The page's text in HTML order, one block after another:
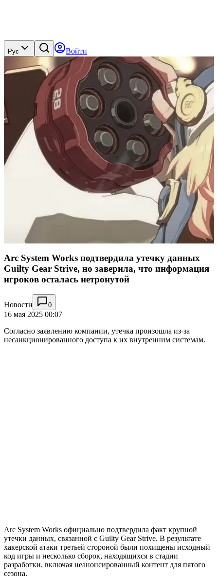
Рус Войти
Arc System Works подтвердила утечку данных
Guilty Gear Strive, но заверила, что информация
игроков осталась нетронутой
Новости 0
16 мая 2025 00:07
Согласно заявлению компании, утечка произошла из-за
несанкционированного доступа к их внутренним системам.
Arc System Works официально подтвердила факт крупной
утечки данных, связанной с Guilty Gear Strive. В результате
хакерской атаки третьей стороной были похищены исходный
код игры и несколько сборок, находящихся в стадии
разработки, включая неанонсированный контент для пятого
сезона.